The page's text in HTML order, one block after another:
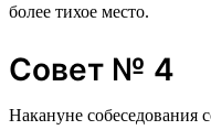
более тихое место.
Совет № 4
Накануне собеседования